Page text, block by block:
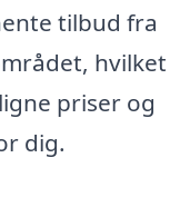
tilbud fra
hvilket
priser og
dig.